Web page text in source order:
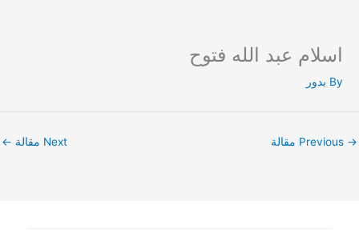
content
اسلام عبد الله فتوح
By بدور
→ Next مقالة ←